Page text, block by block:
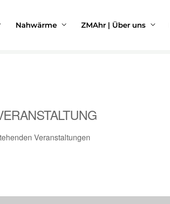
Nahwärme ZMAhr | Über uns
Veranstaltungen